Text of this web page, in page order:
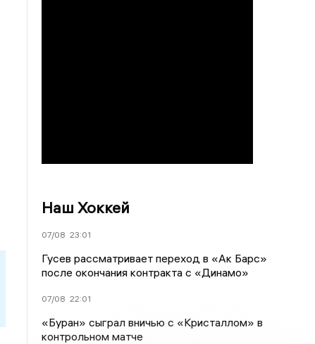
Наш Хоккей
07/08 23:01
Гусев рассматривает переход в «Ак Барс»
после окончания контракта с «Динамо»
07/08 22:01
«Буран» сыграл вничью с «Кристаллом» в
контрольном матче